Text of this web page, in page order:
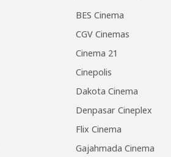
BES Cinema
CGV Cinemas
Cinema 21
Cinepolis
Dakota Cinema
Denpasar Cineplex
Flix Cinema
Gajahmada Cinema